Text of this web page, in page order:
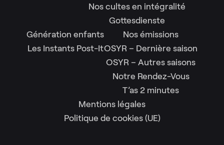
Nos cultes en intégralité
Gottesdienste
Génération enfants
Les Instants Post-It
Nos émissions
OSYR – Dernière saison
OSYR – Autres saisons
Notre Rendez-Vous
T’as 2 minutes
Mentions légales
Politique de cookies (UE)